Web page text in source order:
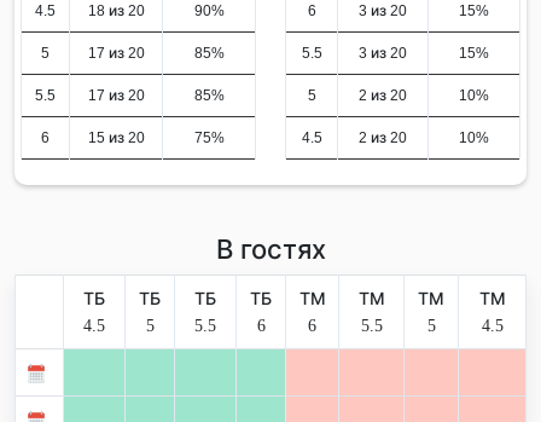
4.5 18 из 20 90%
5 17 из 20 85%
5.5 17 из 20 85%
6 15 из 20 75%
6 3 из 20 15%
5.5 3 из 20 15%
5 2 из 20 10%
4.5 2 из 20 10%
В гостях
ТБ
4.5
ТБ
5
ТБ
5.5
ТБ
6
ТМ
6
ТМ
5.5
ТМ
5
ТМ
4.5